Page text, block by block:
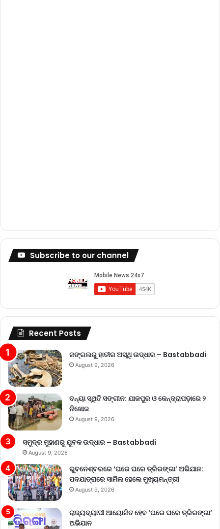
Subscribe to our channel
Recent Posts
ଜଙ୍ଗଲରୁ ହାତୀର ଅସ୍ଥି ଉଦ୍ଧାର – Bastabbadi
August 9, 2026
ବନ୍ୟା ସ୍ଥିତି ସଙ୍ଗୀନ: ଯାଜପୁର ଓ କେନ୍ଦ୍ରାପଡ଼ାରେ ୨
ନିଖୋଜ
August 9, 2026
ସମୁଦ୍ର ମୁହାଣରୁ ଯୁବକ ଉଦ୍ଧାର – Bastabbadi
August 9, 2026
ଭୁବନେଶ୍ବରରେ ‘ଘରେ ଘରେ ତ୍ରିରଙ୍ଗା’ ଅଭିଯାନ:
ପଦଯାତ୍ରାରେ ସାମିଲ ହେଲେ ମୁଖ୍ୟମନ୍ତ୍ରୀ
August 9, 2026
ରାଜ୍ୟବ୍ୟାପୀ ଆୟୋଜିତ ହେବ ‘ଘରେ ଘରେ ତ୍ରିରଙ୍ଗା’
ଅଭିଯାନ